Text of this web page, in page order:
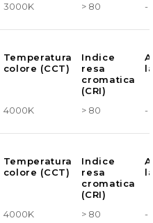
3000K > 80 -
Temperatura
colore (CCT)
Indice
resa
cromatica
(CRI)
4000K > 80 -
Temperatura
colore (CCT)
Indice
resa
cromatica
(CRI)
4000K > 80 -